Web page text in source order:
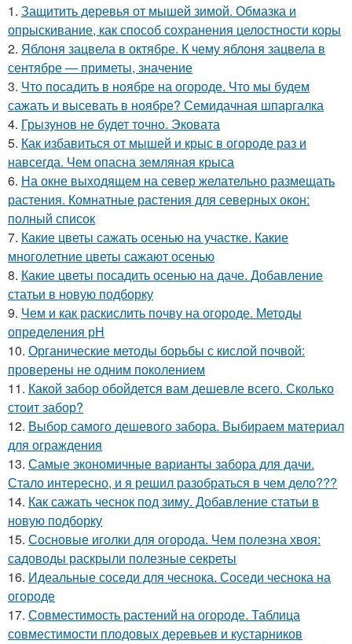
1. Защитить деревья от мышей зимой. Обмазка и
опрыскивание, как способ сохранения целостности коры
2. Яблоня зацвела в октябре. К чему яблоня зацвела в
сентябре — приметы, значение
3. Что посадить в ноябре на огороде. Что мы будем
сажать и высевать в ноябре? Семидачная шпаргалка
4. Грызунов не будет точно. Эковата
5. Как избавиться от мышей и крыс в огороде раз и
навсегда. Чем опасна земляная крыса
6. На окне выходящем на север желательно размещать
растения. Комнатные растения для северных окон:
полный список
7. Какие цветы сажать осенью на участке. Какие
многолетние цветы сажают осенью
8. Какие цветы посадить осенью на даче. Добавление
статьи в новую подборку
9. Чем и как раскислить почву на огороде. Методы
определения рН
10. Органические методы борьбы с кислой почвой:
проверены не одним поколением
11. Какой забор обойдется вам дешевле всего. Сколько
стоит забор?
12. Выбор самого дешевого забора. Выбираем материал
для ограждения
13. Самые экономичные варианты забора для дачи.
Стало интересно, и я решил разобраться в чем дело???
14. Как сажать чеснок под зиму. Добавление статьи в
новую подборку
15. Сосновые иголки для огорода. Чем полезна хвоя:
садоводы раскрыли полезные секреты
16. Идеальные соседи для чеснока. Соседи чеснока на
огороде
17. Совместимость растений на огороде. Таблица
совместимости плодовых деревьев и кустарников